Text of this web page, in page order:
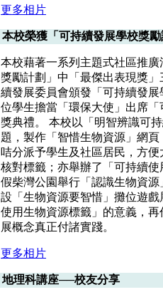
更多相片
本校榮獲「可持續發展學校獎
本校藉著一系列主題式社區推
獎勵計劃」中「最傑出表現獎
續發展委員會頒發「可持續發
位學生擔當「環保大使」出席
獎典禮。 本校以「明智辨識可
題，製作「智惜生物資源」網
咭分派予學生及社區居民，方
核對標籤；亦舉辦了「可持續使
假柴灣公園舉行「認識生物資
設「生物資源要智惜」攤位遊
使用生物資源標籤」的意義，
展概念真正付諸實踐。
更多相片
地理科講座──校友分享